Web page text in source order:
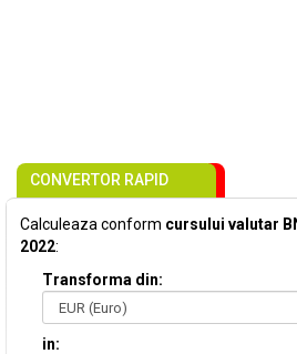
CONVERTOR RAPID
Calculeaza conform cursului valutar
2022:
Transforma din:
in: